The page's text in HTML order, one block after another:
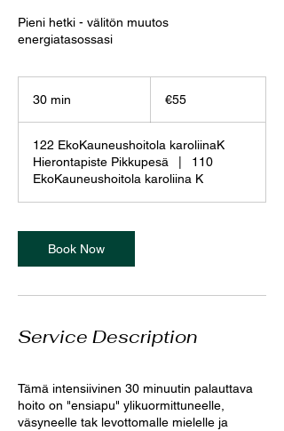
Pieni hetki - välitön muutos
energiatasossasi
30 min
i
n
€55
122 EkoKauneushoitola karoliinaK
Hierontapiste Pikkupesä
110
EkoKauneushoitola karoliina K
Book Now
Service Description
Tämä intensiivinen 30 minuutin palauttava
hoito on "ensiapu" ylikuormittuneelle,
väsyneelle tak levottomalle mielelle ja